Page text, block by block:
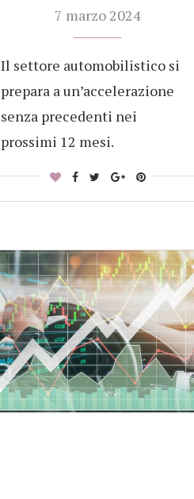
7 marzo 2024
Il settore automobilistico si
prepara a un’accelerazione
senza precedenti nei
prossimi 12 mesi.